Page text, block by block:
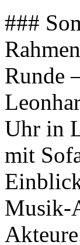
###
Runde
Uhr in
mit
Musik-